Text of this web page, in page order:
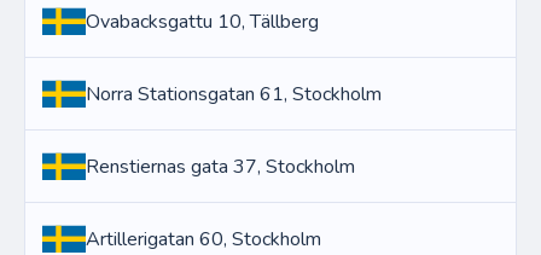
Ovabacksgattu 10, Tällberg
Norra Stationsgatan 61, Stockholm
Renstiernas gata 37, Stockholm
Artillerigatan 60, Stockholm